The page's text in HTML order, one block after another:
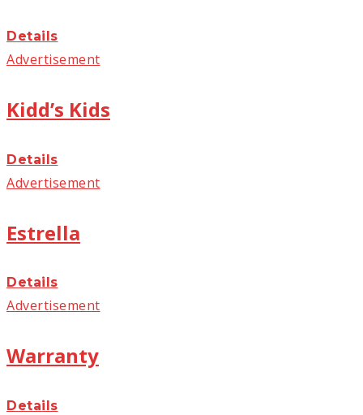
Details
Advertisement
Kidd’s Kids
Details
Advertisement
Estrella
Details
Advertisement
Warranty
Details